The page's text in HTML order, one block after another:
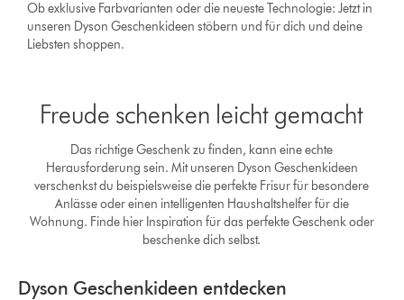
Ob exklusive Farbvarianten oder die neueste Technologie: Jetzt in
unseren Dyson Geschenkideen stöbern und für dich und deine
Liebsten shoppen.
Freude schenken leicht gemacht
Das richtige Geschenk zu finden, kann eine echte
Herausforderung sein. Mit unseren Dyson Geschenkideen
verschenkst du beispielsweise die perfekte Frisur für besondere
Anlässe oder einen intelligenten Haushaltshelfer für die
Wohnung. Finde hier Inspiration für das perfekte Geschenk oder
beschenke dich selbst.
Dyson Geschenkideen entdecken